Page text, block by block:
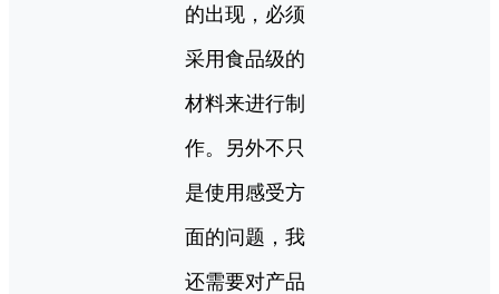
的出现，必须
采用食品级的
材料来进行制
作。另外不只
是使用感受方
面的问题，我
还需要对产品